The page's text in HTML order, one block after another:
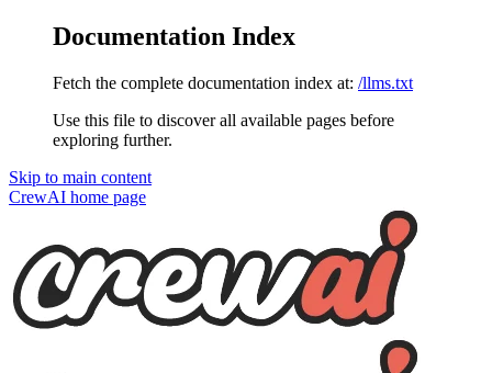
Documentation Index
Fetch the complete documentation index at: /llms.txt
Use this file to discover all available pages before
exploring further.
Skip to main content
CrewAI home page